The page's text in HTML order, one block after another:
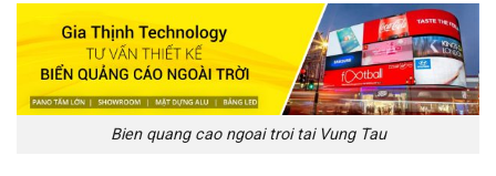
Bien quang cao ngoai troi tai Vung Tau